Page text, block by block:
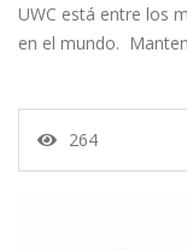
UWC está entre los
en el mundo.
264